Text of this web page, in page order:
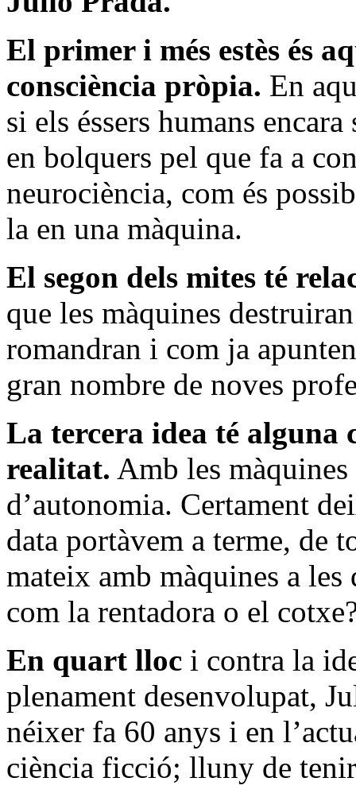
El primer i més estès és
consciència pròpia. En
si els éssers humans
en bolquers pel que fa a
neurociència, com és
la en una màquina.
El segon dels mites té
que les màquines
romandran i com ja
gran nombre de noves
La tercera idea té alguna
realitat. Amb les
d’autonomia. Certament
data portàvem a terme, de
mateix amb màquines a les
com la rentadora o el
En quart lloc i contra la
plenament desenvolupat,
néixer fa 60 anys i en
ciència ficció; lluny de